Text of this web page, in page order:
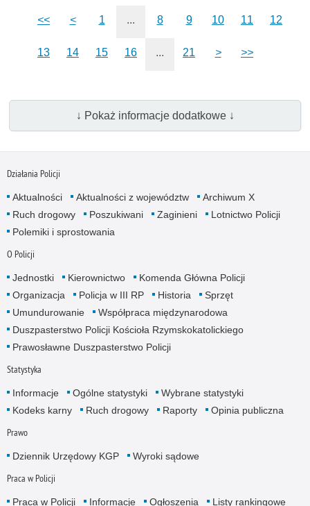
<< < 1 ... 8 9 10 11 12
13 14 15 16 ... 21 > >>
↓ Pokaż informacje dodatkowe ↓
Działania Policji
Aktualności Aktualności z województw
Archiwum X
Ruch drogowy
Poszukiwani Zaginieni
Lotnictwo Policji
Polemiki i sprostowania
O Policji
Jednostki Kierownictwo
Komenda Główna Policji
Organizacja
Policja w III RP Historia
Sprzęt
Umundurowanie
Współpraca międzynarodowa
Duszpasterstwo Policji Kościoła Rzymskokatolickiego
Prawosławne Duszpasterstwo Policji
Statystyka
Informacje Ogólne statystyki
Wybrane statystyki
Kodeks karny
Ruch drogowy Raporty Opinia publiczna
Prawo
Dziennik Urzędowy KGP Wyroki sądowe
Praca w Policji
Praca w Policji Informacje Ogłoszenia
Listy rankingowe